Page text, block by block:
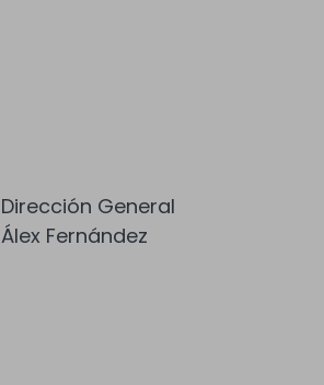
Dirección General
Álex Fernández